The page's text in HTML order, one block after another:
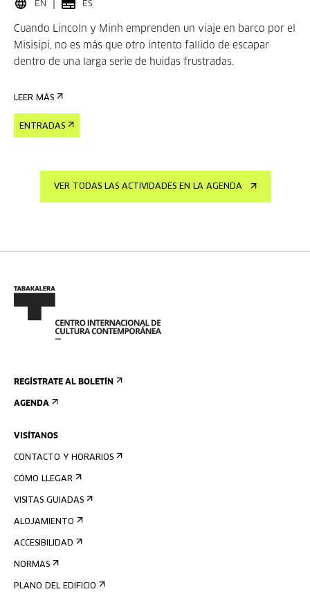
EN ES
Cuando Lincoln y Minh emprenden un viaje en barco por el
Misisipi, no es más que otro intento fallido de escapar
dentro de una larga serie de huidas frustradas.
LEER MÁS
ENTRADAS
VER TODAS LAS ACTIVIDADES EN LA AGENDA
REGÍSTRATE AL BOLETÍN
AGENDA
VISÍTANOS
CONTACTO Y HORARIOS
CÓMO LLEGAR
VISITAS GUIADAS
ALOJAMIENTO
ACCESIBILIDAD
NORMAS
PLANO DEL EDIFICIO